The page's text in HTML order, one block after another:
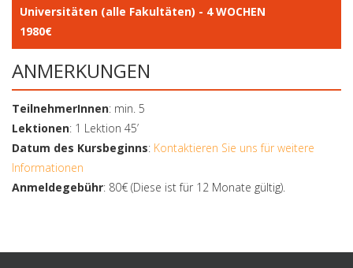
Universitäten (alle Fakultäten) - 4 WOCHEN
1980€
ANMERKUNGEN
TeilnehmerInnen: min. 5
Lektionen: 1 Lektion 45’
Datum des Kursbeginns: Kontaktieren Sie uns für weitere
Informationen
Anmeldegebühr: 80€ (Diese ist für 12 Monate gültig).